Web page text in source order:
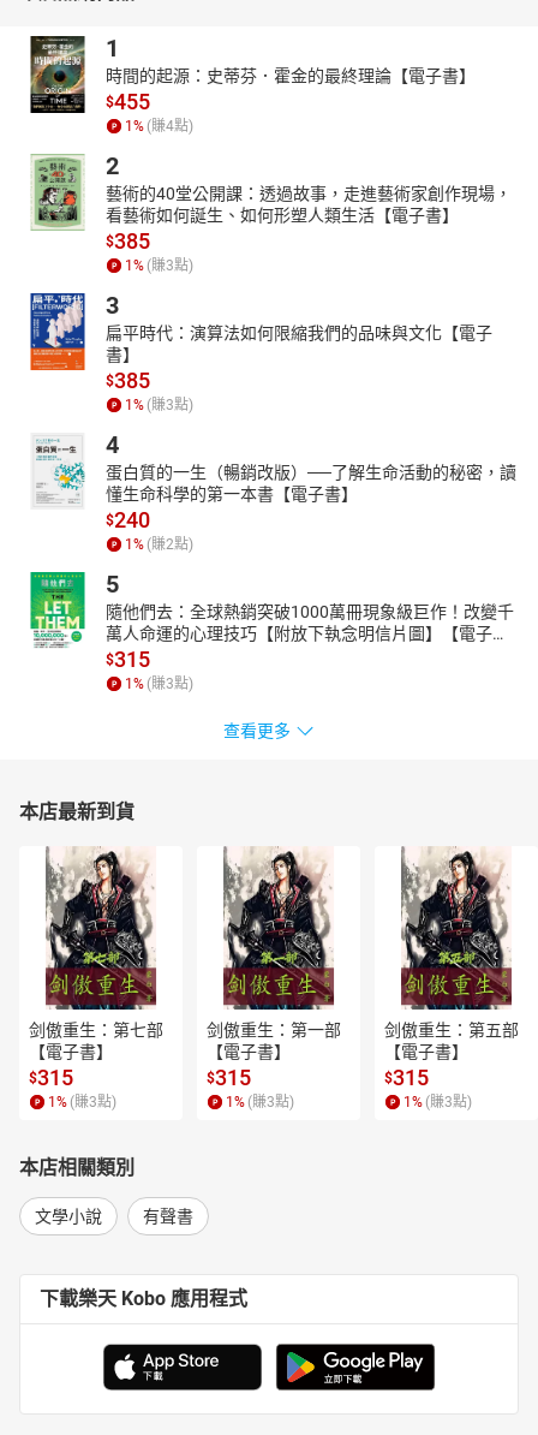
起製作廣播劇，從構思故事、對白，到錄音都是他們一手包辦，也
慢慢培養出對聲音的興趣。畢業後在Bravo FM91.3電台擔任節目製
作和後製的工作，想擔任DJ的她選擇了另一條關於聲音的夢，就是
當配音員。在接受訪談時，她提到會有人時不時對配音員的辛酸投
以冷言冷語，認為不能因為原音好聽就表示配音的成果不好，因為
每種語言都有自己的音調和文化。動畫《寶石之國》是她印象深刻
的作品，因為是她第一次在有人氣的作品擔任要角，而且還挑戰自
己不擅長的柔弱角色。最滿意的是在《格林一家進城趣》中聲演提
莉，其友人對她表示「這是妳錄過最棒的角色」，完完全全相信她
講中文就是這個樣子。楊詩穎說，配音員其實也有帶給她一些好
處，在每次介紹自己的職業時旁人會投以羨慕的眼光，而且看到自
己配音的作品時也會有成就感。
代表作： 鑽石（寶石之國）、茂野大吾（棒球大聯盟2nd）、釘崎
野薔薇（咒術迴戰）
1
時間的起源：史蒂芬．霍金的最終理論【電子書】
$455
1 % (賺4點)
2
藝術的40堂公開課：透過故事，走進藝術家創作現場，
看藝術如何誕生、如何形塑人類生活【電子書】
$385
1 % (賺3點)
3
扁平時代：演算法如何限縮我們的品味與文化【電子
書】
$385
1 % (賺3點)
4
蛋白質的一生（暢銷改版）──了解生命活動的秘密，讀
懂生命科學的第一本書【電子書】
$240
1 % (賺2點)
5
隨他們去：全球熱銷突破1000萬冊現象級巨作！改變千
萬人命運的心理技巧【附放下執念明信片圖】【電子
書】
$315
1 % (賺3點)
查看更多
本店最新到貨
剑傲重生：第七部
【電子書】
$315
1 % (賺3點)
剑傲重生：第一部
【電子書】
$315
1 % (賺3點)
剑傲重生：第五部
【電子書】
$315
1 % (賺3點)
本店相關類別
文學小說 有聲書
下載樂天 Kobo 應用程式